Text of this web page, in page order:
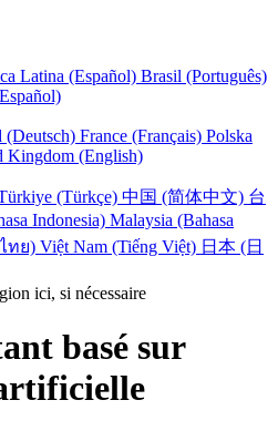
Latina (Español) Brasil (Português)
(Deutsch) France (Français) Polska
Kingdom (English)
(Türkçe) 中国 (简体中文) 台
Indonesia) Malaysia (Bahasa
ทย) Việt Nam (Tiếng Việt) 日本 (日
ici, si nécessaire
basé sur